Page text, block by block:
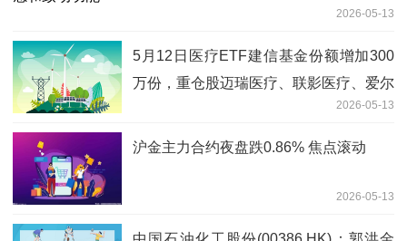
2026-05-13
5月12日医疗ETF建信基金份额增加300
万份，重仓股迈瑞医疗、联影医疗、爱尔
2026-05-13
沪金主力合约夜盘跌0.86% 焦点滚动
2026-05-13